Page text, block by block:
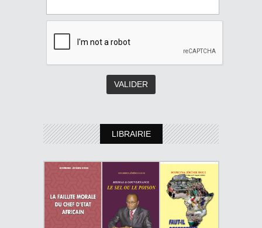
LIBRAIRIE